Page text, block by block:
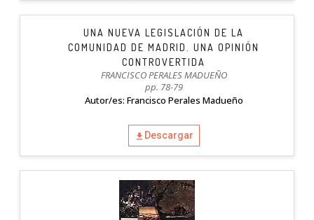
UNA NUEVA LEGISLACIÓN DE LA
COMUNIDAD DE MADRID. UNA OPINIÓN
CONTROVERTIDA
FRANCISCO PERALES MADUEÑO
pp. 78-79
Autor/es: Francisco Perales Madueño
Descargar